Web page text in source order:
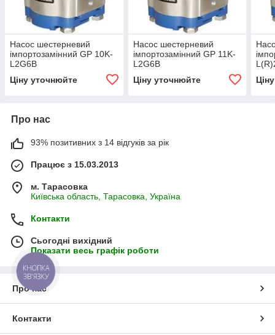
Насос шестерневий
імпортозамінний GP 10K-
L2G6B
Ціну уточнюйте
Насос шестерневий
імпортозамінний GP 11K-
L2G6B
Ціну уточнюйте
Про нас
93% позитивних з 14 відгуків за рік
Працює з 15.03.2013
м. Тарасовка
Київська область, Тарасовка, Україна
Контакти
Сьогодні вихідний
Показати весь графік роботи
Про нас
Контакти
КНОПКА
ЗВ'ЯЗКУ